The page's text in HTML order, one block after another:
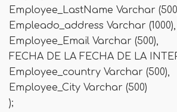
Employee_LastName Varchar
Empleado_address Varchar (1000),
Employee_Email Varchar (500),
FECHA DE LA FECHA DE LA
Employee_country Varchar (500),
Employee_City Varchar (500)
);